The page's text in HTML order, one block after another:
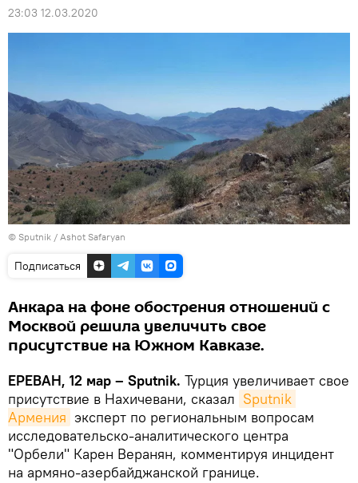
23:03 12.03.2020
© Sputnik / Ashot Safaryan
Подписаться
Анкара на фоне обострения отношений с
Москвой решила увеличить свое
присутствие на Южном Кавказе.
ЕРЕВАН, 12 мар – Sputnik. Турция увеличивает свое
присутствие в Нахичевани, сказал Sputnik
Армения эксперт по региональным вопросам
исследовательско-аналитического центра
"Орбели" Карен Веранян, комментируя инцидент
на армяно-азербайджанской границе.